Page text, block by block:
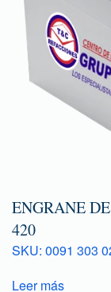
ENGRANE
420
SKU: 0091 303
Leer más